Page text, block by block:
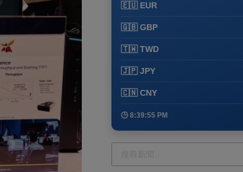
🇪🇺 EUR
🇬🇧 GBP
🇹🇼 TWD
🇯🇵 JPY
🇨🇳 CNY
🕒 8:39:55 PM